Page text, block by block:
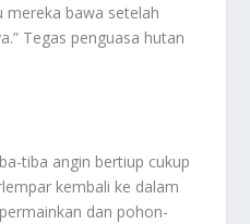
mereka bawa setelah
Tegas penguasa hutan
tiba angin bertiup cukup
kembali ke dalam
dan pohon-